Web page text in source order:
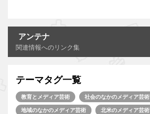
アンテナ
関連情報へのリンク集
テーマタグ一覧
教育とメディア芸術 社会のなかのメディア芸術
地域のなかのメディア芸術 北米のメディア芸術